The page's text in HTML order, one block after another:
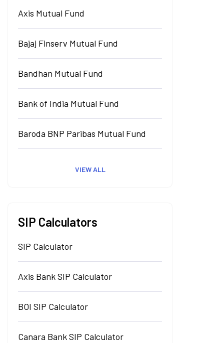
Axis Mutual Fund
Bajaj Finserv Mutual Fund
Bandhan Mutual Fund
Bank of India Mutual Fund
Baroda BNP Paribas Mutual Fund
VIEW ALL
SIP Calculators
SIP Calculator
Axis Bank SIP Calculator
BOI SIP Calculator
Canara Bank SIP Calculator